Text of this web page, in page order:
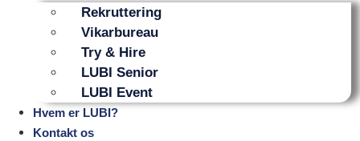
Rekruttering
Vikarbureau
Try & Hire
LUBI Senior
LUBI Event
Hvem er LUBI?
Kontakt os